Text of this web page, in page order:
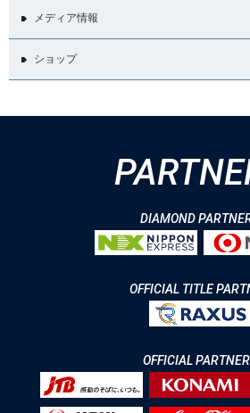
メディア情報
ショップ
DIAMOND
OFFICIAL TITLE
OFFICIAL